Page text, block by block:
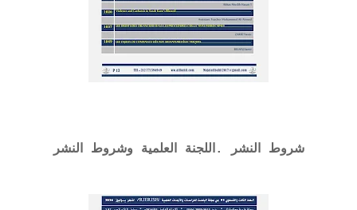
شروط النشر .اللجنة العلمية وشروط النشر